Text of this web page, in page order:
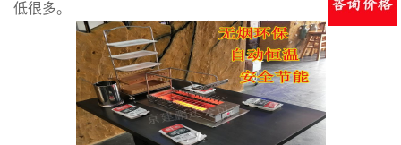
低很多。